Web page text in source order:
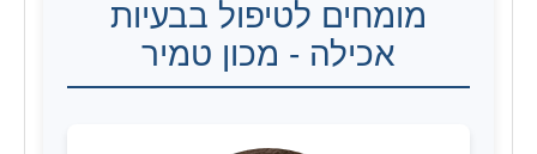
מומחים לטיפול בבעיות
אכילה - מכון טמיר